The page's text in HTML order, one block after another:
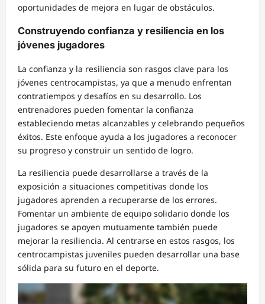
oportunidades de mejora en lugar de obstáculos.
Construyendo confianza y resiliencia en los
jóvenes jugadores
La confianza y la resiliencia son rasgos clave para los
jóvenes centrocampistas, ya que a menudo enfrentan
contratiempos y desafíos en su desarrollo. Los
entrenadores pueden fomentar la confianza
estableciendo metas alcanzables y celebrando pequeños
éxitos. Este enfoque ayuda a los jugadores a reconocer
su progreso y construir un sentido de logro.
La resiliencia puede desarrollarse a través de la
exposición a situaciones competitivas donde los
jugadores aprenden a recuperarse de los errores.
Fomentar un ambiente de equipo solidario donde los
jugadores se apoyen mutuamente también puede
mejorar la resiliencia. Al centrarse en estos rasgos, los
centrocampistas juveniles pueden desarrollar una base
sólida para su futuro en el deporte.